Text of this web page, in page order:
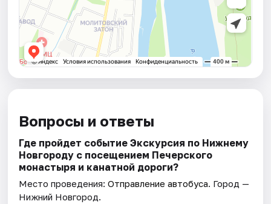
Вопросы и ответы
Где пройдет событие Экскурсия по Нижнему
Новгороду с посещением Печерского
монастыря и канатной дороги?
Место проведения:Отправление автобуса. Город —
Нижний Новгород.